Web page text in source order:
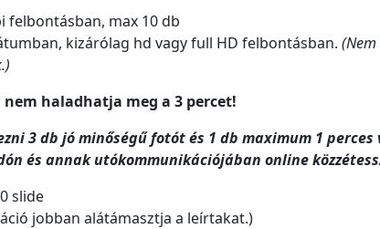
felbontásban, max 10 db
kizárólag hd vagy full HD felbontásban. (Nem
nem haladhatja meg a 3 percet!
3 db jó minőségű fotót és 1 db maximum 1 perces
és annak utókommunikációjában online
slide
jobban alátámasztja a leírtakat.)